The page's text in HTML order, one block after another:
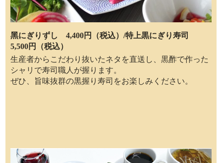
黑にぎりずし 4,400円（税込）/特上黒にぎり寿司
5,500円（税込）
生産者からこだわり抜いたネタを直送し、黒酢で作った
シャリで寿司職人が握ります。
ぜひ、旨味抜群の黒握り寿司をお楽しみください。